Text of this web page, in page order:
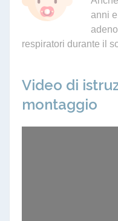
anni
respiratori durante il
Video di
montaggio